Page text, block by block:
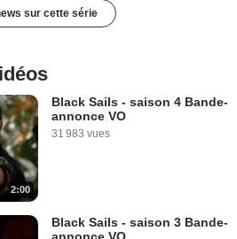
sur cette série
2:00
Black Sails - saison 4 Bande-
annonce VO
31 983 vues
Black Sails - saison 3 Bande-
annonce VO